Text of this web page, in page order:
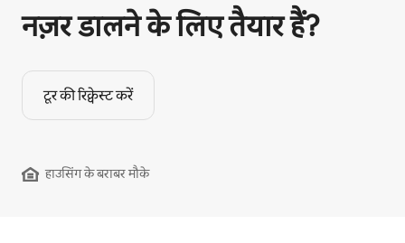
नज़र डालने के लिए तैयार हैं?
टूर की रिक्वेस्ट करें
हाउसिंग के बराबर मौके